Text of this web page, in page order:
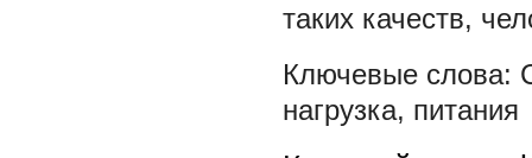
таких качеств,
нагрузка, питания